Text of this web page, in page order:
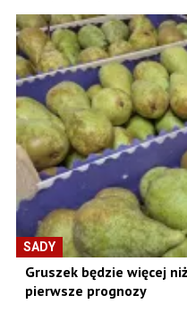
SADY
Gruszek będzie więcej
pierwsze prognozy